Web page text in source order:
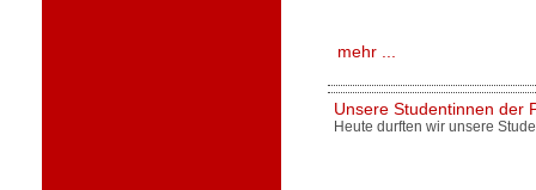
mehr ...
Unsere Studentinnen der
Heute durften wir unsere